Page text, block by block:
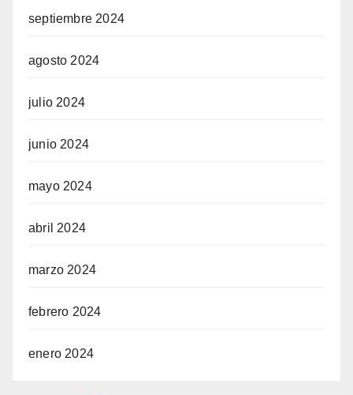
septiembre 2024
agosto 2024
julio 2024
junio 2024
mayo 2024
abril 2024
marzo 2024
febrero 2024
enero 2024